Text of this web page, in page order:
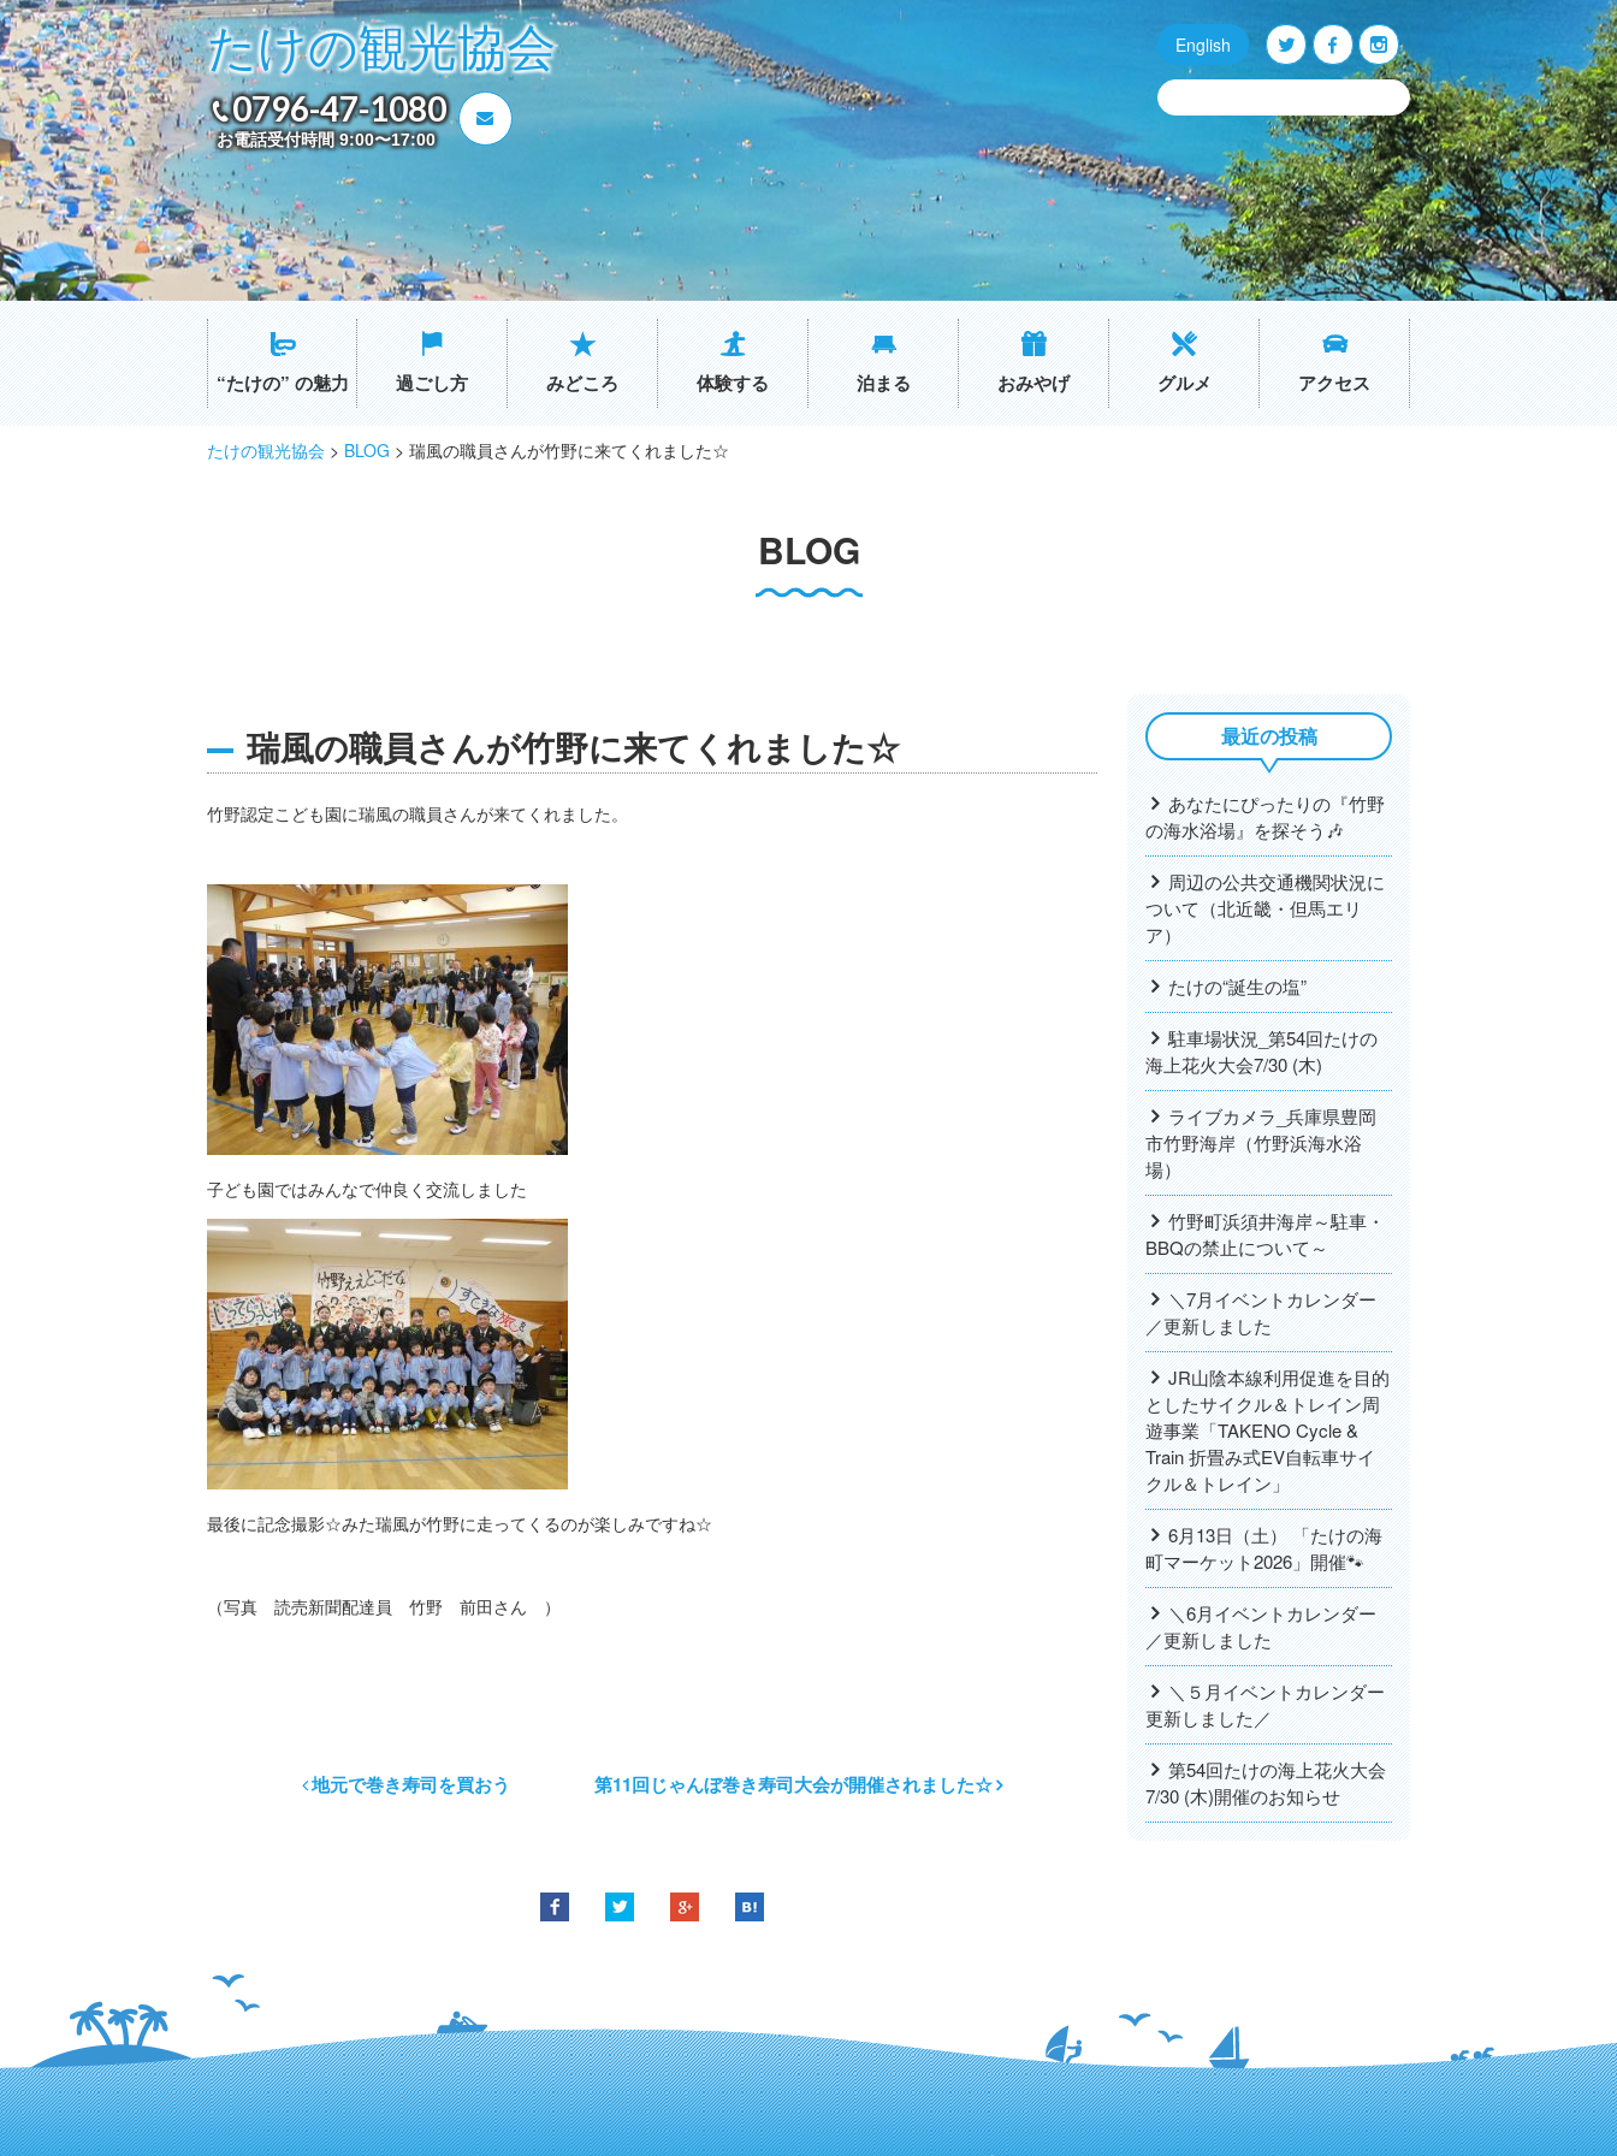
たけの観光協会
0796-47-1080
お電話受付時間 9:00〜17:00
English Q O P
“たけの” の魅力 過ごし方 みどころ 体験する 泊まる おみやげ グルメ アクセス
たけの観光協会 > BLOG > 瑞風の職員さんが竹野に来てくれました☆
BLOG
瑞風の職員さんが竹野に来てくれました☆
竹野認定こども園に瑞風の職員さんが来てくれました。
子ども園ではみんなで仲良く交流しました
最後に記念撮影☆みた瑞風が竹野に走ってくるのが楽しみですね☆
（写真 読売新聞配達員 竹野 前田さん ）
地元で巻き寿司を買おう 第11回じゃんぼ巻き寿司大会が開催されました☆
最近の投稿
あなたにぴったりの『竹野
の海水浴場』を探そう🎶
周辺の公共交通機関状況に
ついて（北近畿・但馬エリ
ア）
たけの“誕生の塩”
駐車場状況_第54回たけの
海上花火大会7/30 (木)
ライブカメラ_兵庫県豊岡
市竹野海岸（竹野浜海水浴
場）
竹野町浜須井海岸～駐車・
BBQの禁止について～
＼7月イベントカレンダー
／更新しました
JR山陰本線利用促進を目的
としたサイクル＆トレイン周
遊事業「TAKENO Cycle &
Train 折畳み式EV自転車サイ
クル＆トレイン」
6月13日（土） 「たけの海
町マーケット2026」開催🐾
＼6月イベントカレンダー
／更新しました
＼５月イベントカレンダー
更新しました／
第54回たけの海上花火大会
7/30 (木)開催のお知らせ